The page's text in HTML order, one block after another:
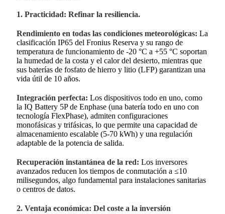
1. Practicidad: Refinar la resiliencia.
Rendimiento en todas las condiciones meteorológicas: La
clasificación IP65 del Fronius Reserva y su rango de
temperatura de funcionamiento de -20 °C a +55 °C soportan
la humedad de la costa y el calor del desierto, mientras que
sus baterías de fosfato de hierro y litio (LFP) garantizan una
vida útil de 10 años.
Integración perfecta: Los dispositivos todo en uno, como
la IQ Battery 5P de Enphase (una batería todo en uno con
tecnología FlexPhase), admiten configuraciones
monofásicas y trifásicas, lo que permite una capacidad de
almacenamiento escalable (5-70 kWh) y una regulación
adaptable de la potencia de salida.
Recuperación instantánea de la red: Los inversores
avanzados reducen los tiempos de conmutación a ≤10
milisegundos, algo fundamental para instalaciones sanitarias
o centros de datos.
2. Ventaja económica: Del coste a la inversión